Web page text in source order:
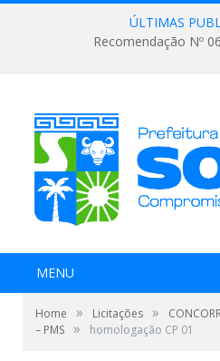
ÚLTIMAS
Recomendação Nº
MENU
Home » Licitações »
– PMS » homologação CP 01